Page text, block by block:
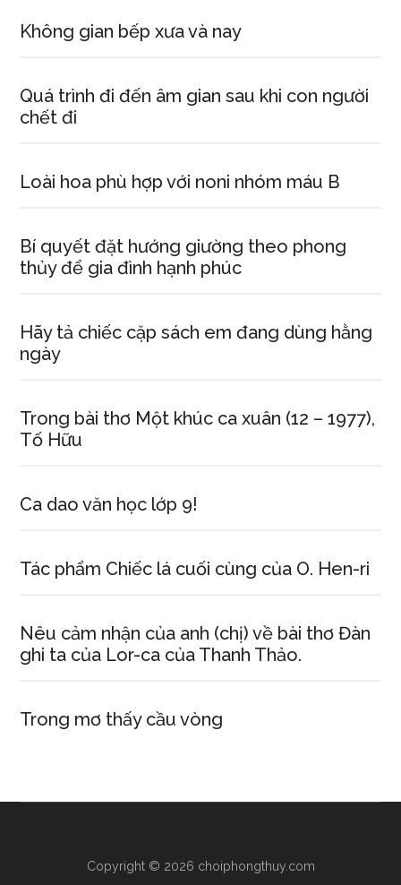
Không gian bếp xưa và nay
Quá trình đi đến âm gian sau khi con người
chết đi
Loài hoa phù hợp với noni nhóm máu B
Bí quyết đặt hướng giường theo phong
thủy để gia đình hạnh phúc
Hãy tả chiếc cặp sách em đang dùng hằng
ngày
Trong bài thơ Một khúc ca xuân (12 – 1977),
Tố Hữu
Ca dao văn học lớp 9!
Tác phẩm Chiếc lá cuối cùng của O. Hen-ri
Nêu cảm nhận của anh (chị) về bài thơ Đàn
ghi ta của Lor-ca của Thanh Thảo.
Trong mơ thấy cầu vòng
Copyright © 2026 choiphongthuy.com